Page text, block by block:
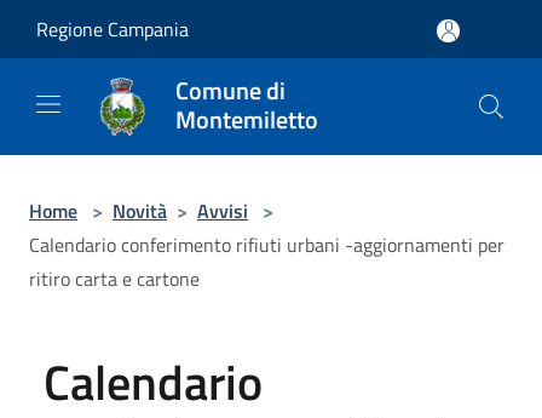
Regione Campania
Comune di
Montemiletto
Home > Novità > Avvisi >
Calendario conferimento rifiuti urbani -aggiornamenti per
ritiro carta e cartone
Calendario